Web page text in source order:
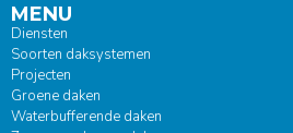
MENU
Diensten
Soorten daksystemen
Projecten
Groene daken
Waterbufferende daken